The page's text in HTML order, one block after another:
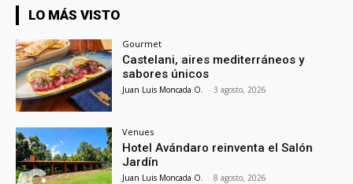
LO MÁS VISTO
Gourmet
Castelani, aires mediterráneos y
sabores únicos
Juan Luis Moncada O. - 3 agosto, 2026
Venues
Hotel Avándaro reinventa el Salón
Jardín
Juan Luis Moncada O. - 8 agosto, 2026